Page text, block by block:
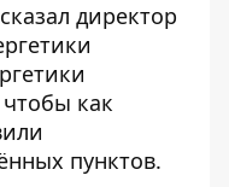
директор
как
пунктов.